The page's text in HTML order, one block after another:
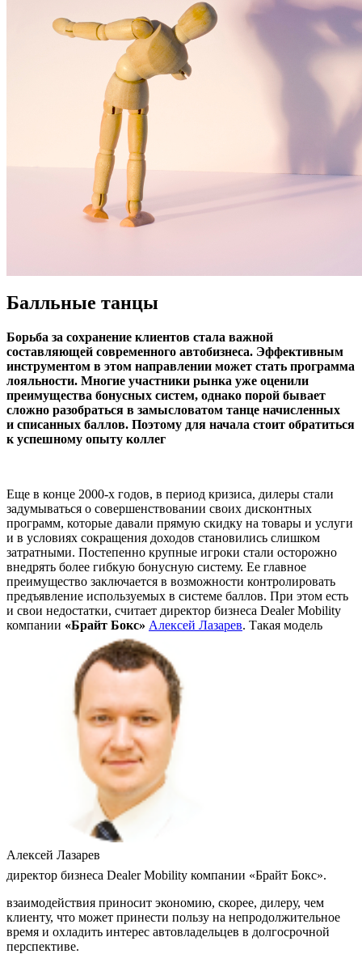
Балльные танцы
Борьба за сохранение клиентов стала важной
составляющей современного автобизнеса. Эффективным
инструментом в этом направлении может стать программа
лояльности. Многие участники рынка уже оценили
преимущества бонусных систем, однако порой бывает
сложно разобраться в замысловатом танце начисленных
и списанных баллов. Поэтому для начала стоит обратиться
к успешному опыту коллег
Еще в конце 2000-х годов, в период кризиса, дилеры стали
задумываться о совершенствовании своих дисконтных
программ, которые давали прямую скидку на товары и услуги
и в условиях сокращения доходов становились слишком
затратными. Постепенно крупные игроки стали осторожно
внедрять более гибкую бонусную систему. Ее главное
преимущество заключается в возможности контролировать
предъявление используемых в системе баллов. При этом есть
и свои недостатки, считает директор бизнеса Dealer Mobility
компании «Брайт Бокс» Алексей Лазарев. Такая модель
Алексей Лазарев
директор бизнеса Dealer Mobility компании «Брайт Бокс».
взаимодействия приносит экономию, скорее, дилеру, чем
клиенту, что может принести пользу на непродолжительное
время и охладить интерес автовладельцев в долгосрочной
перспективе.